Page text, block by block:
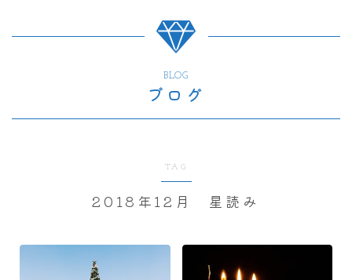
BLOG
ブログ
TAG
2018年12月 星読み